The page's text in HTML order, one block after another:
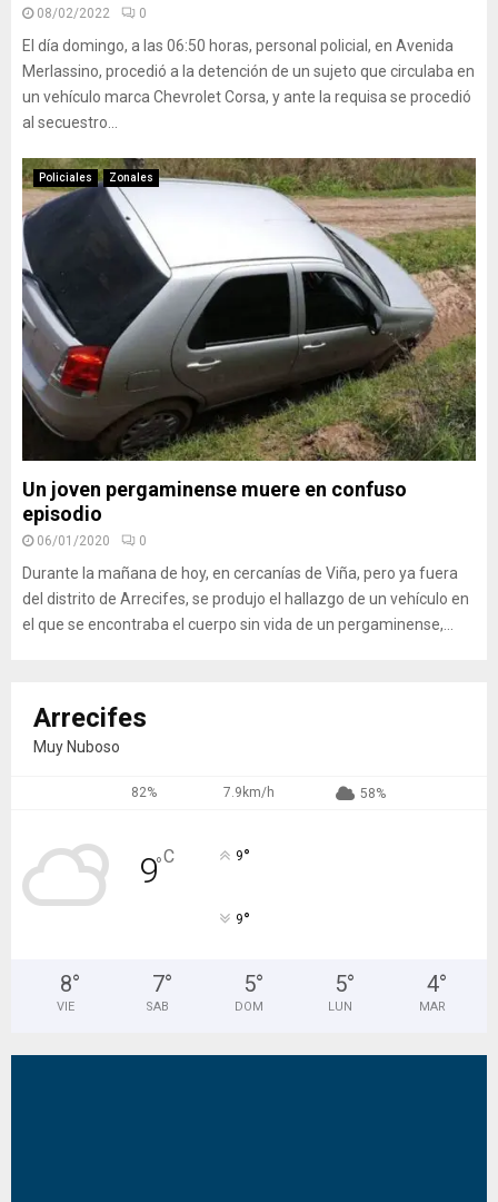
08/02/2022 0
El día domingo, a las 06:50 horas, personal policial, en Avenida
Merlassino, procedió a la detención de un sujeto que circulaba en
un vehículo marca Chevrolet Corsa, y ante la requisa se procedió
al secuestro...
Policiales Zonales
Un joven pergaminense muere en confuso
episodio
06/01/2020 0
Durante la mañana de hoy, en cercanías de Viña, pero ya fuera
del distrito de Arrecifes, se produjo el hallazgo de un vehículo en
el que se encontraba el cuerpo sin vida de un pergaminense,...
Arrecifes
Muy Nuboso
82% 7.9km/h 58%
9°C 9°
9°
8°
VIE
7°
SAB
5°
DOM
5°
LUN
4°
MAR